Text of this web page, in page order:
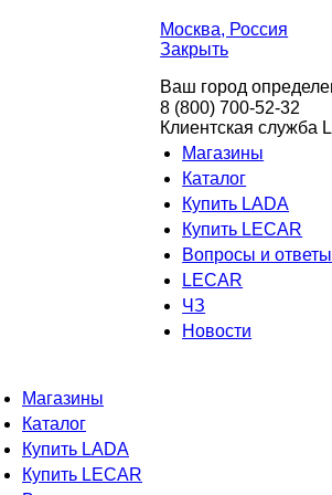
Москва, Россия
Закрыть
Ваш город
8 (800) 700-52-32
Клиентская служба
Магазины
Каталог
Купить LADA
Купить LECAR
Вопросы и ответы
LECAR
ЧЗ
Новости
Магазины
Каталог
Купить LADA
Купить LECAR